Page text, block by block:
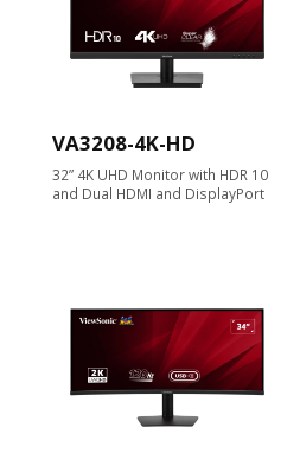
VA3208-4K-HD
32” 4K UHD Monitor with HDR 10
and Dual HDMI and DisplayPort